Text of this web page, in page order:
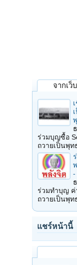
จากเว็
ร่วมบุญซื้อ
ถวายเป็นพุ
-
ร่วมทำบุญ ค่
ถวายเป็นพุ
แชร์หน้านี้